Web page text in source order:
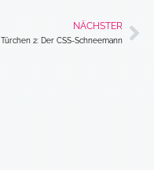
NÄCHSTER
Türchen 2: Der CSS-Schneemann